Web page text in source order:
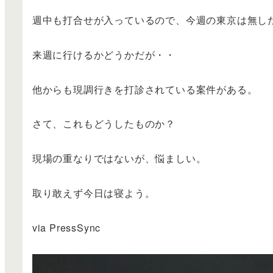
週中も打合せが入っているので、今週の東京は無し
来週に行けるかどうかだが・・
他からも現調行きを打診されている案件がある。
さて、これもどうしたものか？
現場の重なりではないが、悩ましい。
取り敢えず今日は寝よう。
via PressSync